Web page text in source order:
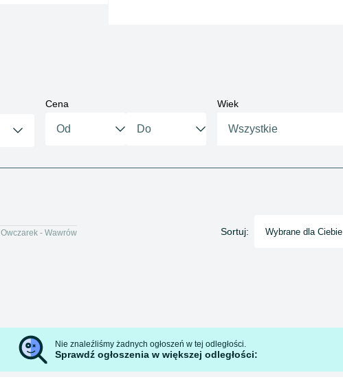
Cena Wiek
Wszystkie
Owczarek - Wawrów Sortuj: Wybrane dla Ciebie
Nie znaleźliśmy żadnych ogłoszeń w tej odległości.
Sprawdź ogłoszenia w większej odległości: